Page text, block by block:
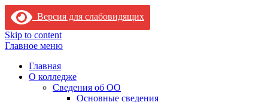
Версия для слабовидящих
Skip to content
Главное меню
Главная
О колледже
Сведения об ОО
Основные сведения